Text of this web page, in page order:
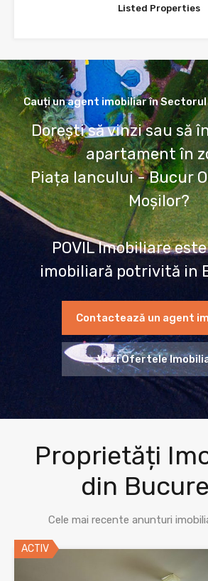
Listed Properties
Cauți un agent imobiliar în
Dorești să vinzi sau să
apartament în
Piața Iancului - Bucur
Moșilor?
POVIL Imobiliare
imobiliară potrivită in
Contactează un agent
Vezi Ofertele
Proprietăți
din
Cele mai recente anunturi
ACTIV